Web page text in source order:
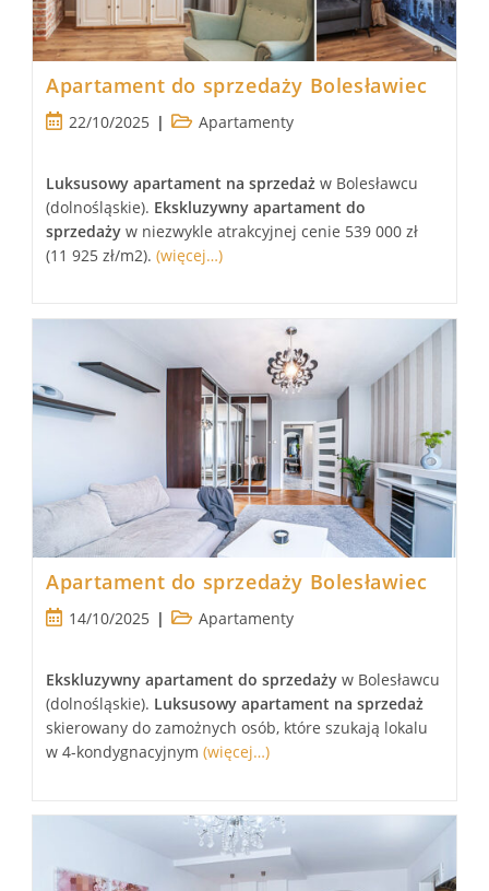
Apartament do sprzedaży Bolesławiec
Post22/10/2025
PostApartamenty
Luksusowy apartament na sprzedaż w Bolesławcu
(dolnośląskie). Ekskluzywny apartament do
sprzedaży w niezwykle atrakcyjnej cenie 539 000 zł
(11 925 zł/m2).(więcej…)
Apartament do sprzedaży Bolesławiec
Post14/10/2025
PostApartamenty
Ekskluzywny apartament do sprzedaży w Bolesławcu
(dolnośląskie). Luksusowy apartament na sprzedaż
skierowany do zamożnych osób, które szukają lokalu
w 4-kondygnacyjnym(więcej…)